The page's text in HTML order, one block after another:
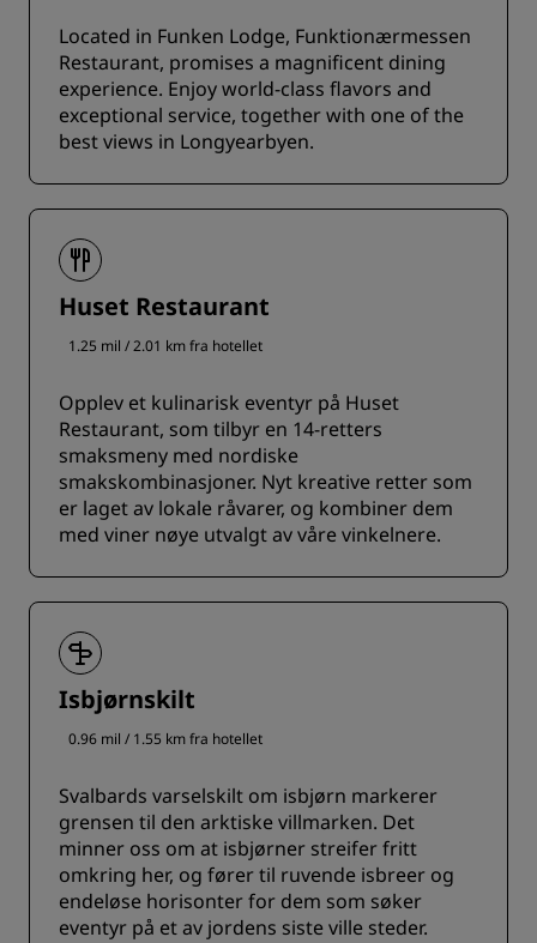
Located in Funken Lodge, Funktionærmessen
Restaurant, promises a magnificent dining
experience. Enjoy world-class flavors and
exceptional service, together with one of the
best views in Longyearbyen.
Huset Restaurant
1.25 mil / 2.01 km fra hotellet
Opplev et kulinarisk eventyr på Huset
Restaurant, som tilbyr en 14-retters
smaksmeny med nordiske
smakskombinasjoner. Nyt kreative retter som
er laget av lokale råvarer, og kombiner dem
med viner nøye utvalgt av våre vinkelnere.
Isbjørnskilt
0.96 mil / 1.55 km fra hotellet
Svalbards varselskilt om isbjørn markerer
grensen til den arktiske villmarken. Det
minner oss om at isbjørner streifer fritt
omkring her, og fører til ruvende isbreer og
endeløse horisonter for dem som søker
eventyr på et av jordens siste ville steder.